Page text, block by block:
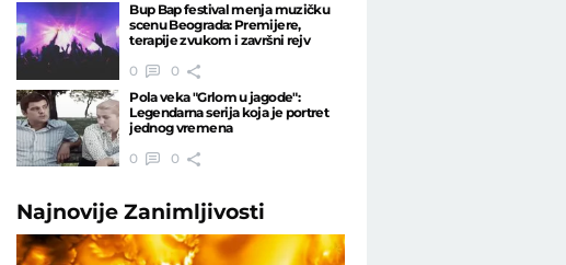
Bup Bap festival menja muzičku
scenu Beograda: Premijere,
terapije zvukom i završni rejv
0
0
Pola veka "Grlom u jagode":
Legendarna serija koja je portret
jednog vremena
0
0
NajnovijeZanimljivosti